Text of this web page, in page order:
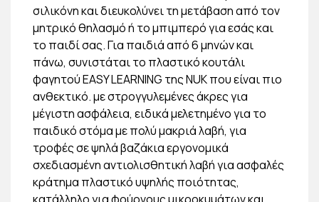
σιλικόνη και διευκολύνει τη μετάβαση από τον
μητρικό θηλασμό ή το μπιμπερό για εσάς και
το παιδί σας. Για παιδιά από 6 μηνών και
πάνω, συνιστάται το πλαστικό κουτάλι
φαγητού EASY LEARNING της NUK που είναι πιο
ανθεκτικό. με στρογγυλεμένες άκρες για
μέγιστη ασφάλεια, ειδικά μελετημένο για το
παιδικό στόμα με πολύ μακριά λαβή, για
τροφές σε ψηλά βαζάκια εργονομικά
σχεδιασμένη αντιολισθητική λαβή για ασφαλές
κράτημα πλαστικό υψηλής ποιότητας,
κατάλληλο για φούρνους μικροκυμάτων και